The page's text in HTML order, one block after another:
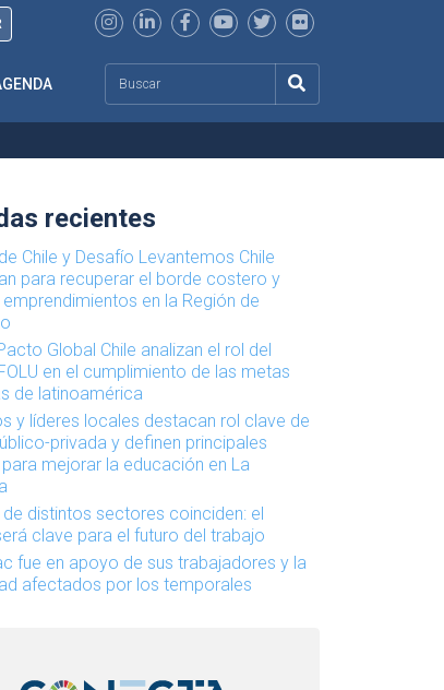
recientes
Chile y Desafío Levantemos Chile
para recuperar el borde costero y
en la Región de
Global Chile analizan el rol del
en el cumplimiento de las metas
de latinoamérica
y líderes locales destacan rol clave de
privada y definen principales
mejorar la educación en La
de distintos sectores coinciden: el
clave para el futuro del trabajo
fue en apoyo de sus trabajadores y la
afectados por los temporales